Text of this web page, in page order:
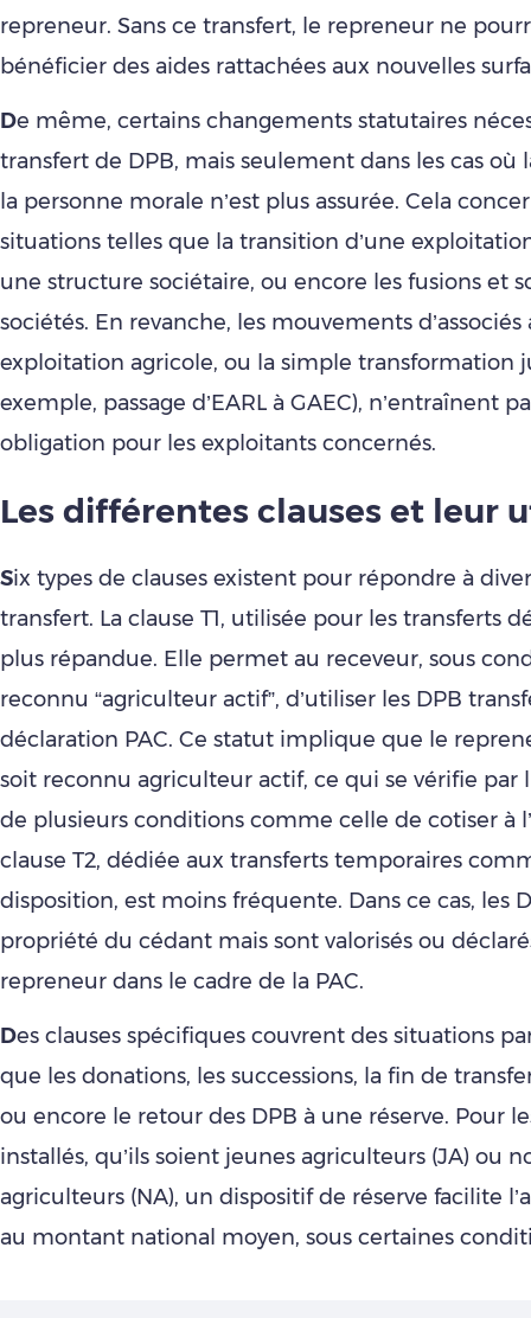
repreneur. Sans ce transfert, le repreneur ne
bénéficier des aides rattachées aux nouvelles
De même, certains changements statutaires
transfert de DPB, mais seulement dans les cas
la personne morale n’est plus assurée. Cela
situations telles que la transition d’une
une structure sociétaire, ou encore les fusions et
sociétés. En revanche, les mouvements d’associés
exploitation agricole, ou la simple transformation
exemple, passage d’EARL à GAEC), n’entraînent
obligation pour les exploitants concernés.
Les différentes clauses et leur
Six types de clauses existent pour répondre à
transfert. La clause T1, utilisée pour les transferts
plus répandue. Elle permet au receveur, sous
reconnu “agriculteur actif”, d’utiliser les DPB
déclaration PAC. Ce statut implique que le
soit reconnu agriculteur actif, ce qui se vérifie par
de plusieurs conditions comme celle de cotiser à
clause T2, dédiée aux transferts temporaires
disposition, est moins fréquente. Dans ce cas, les
propriété du cédant mais sont valorisés ou
repreneur dans le cadre de la PAC.
Des clauses spécifiques couvrent des situations
que les donations, les successions, la fin de
ou encore le retour des DPB à une réserve. Pour
installés, qu’ils soient jeunes agriculteurs (JA) ou
agriculteurs (NA), un dispositif de réserve facilite
au montant national moyen, sous certaines